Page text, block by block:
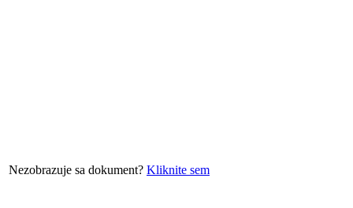
Nezobrazuje sa dokument? Kliknite sem